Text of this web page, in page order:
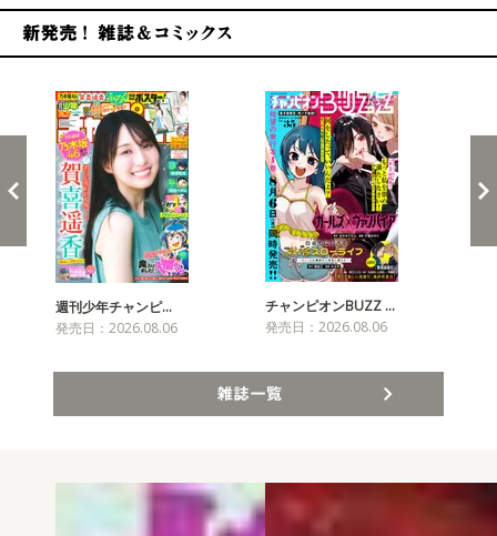
週刊少年チャンピ…
発売日：2026.08.06
チャンピオンBUZZ …
発売日：2026.08.06